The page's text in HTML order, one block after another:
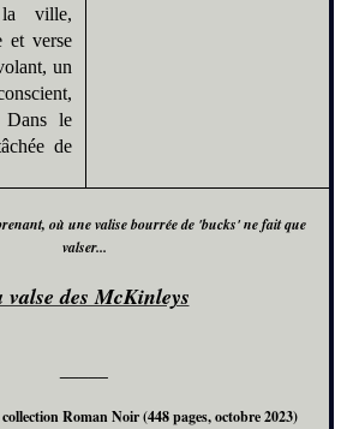
ville,
et verse
un
Dans le
de
où une valise bourrée de 'bucks' ne fait que
valser...
valse des McKinleys
Roman Noir (448 pages, octobre 2023)